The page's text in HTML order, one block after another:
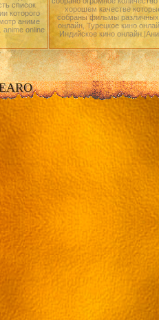
список
которого
аниме
anime online
хорошем качестве
собраны фильмы различных
онлайн, Турецкое кино
Индийское кино